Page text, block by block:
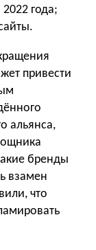
года;
привести
альянса,
бренды
взамен
что